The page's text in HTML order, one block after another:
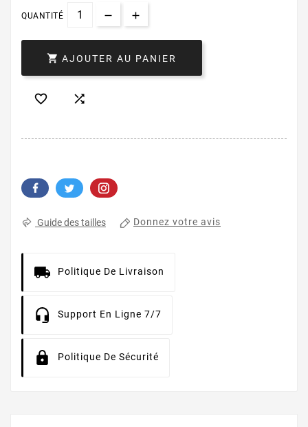
QUANTITÉ
 AJOUTER AU PANIER
 
Guide des tailles Donnez votre avis
Politique De Livraison
Support En Ligne 7/7
Politique De Sécurité